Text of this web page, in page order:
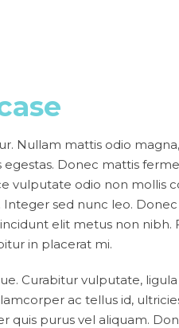
Nullam mattis odio
Donec mattis
vulputate odio non
sed nunc leo.
elit metus non
in placerat mi.
Curabitur vulputate,
ac tellus id,
quis purus vel aliquam.